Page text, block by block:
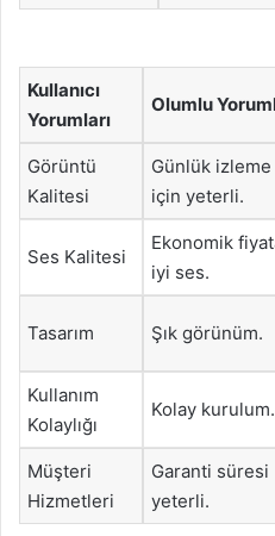
Kullanıcı
Yorumları
Olumlu
Görüntü
Kalitesi
Günlük izleme
için yeterli.
Ses Kalitesi
Ekonomik
iyi ses.
Tasarım Şık görünüm.
Kullanım
Kolaylığı
Kolay kurulum.
Müşteri
Hizmetleri
Garanti süresi
yeterli.